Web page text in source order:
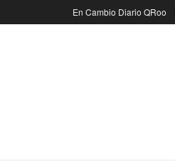
En Cambio Diario QRoo